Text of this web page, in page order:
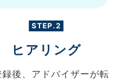
STEP.2
ヒアリング
後、 アドバイザーが転